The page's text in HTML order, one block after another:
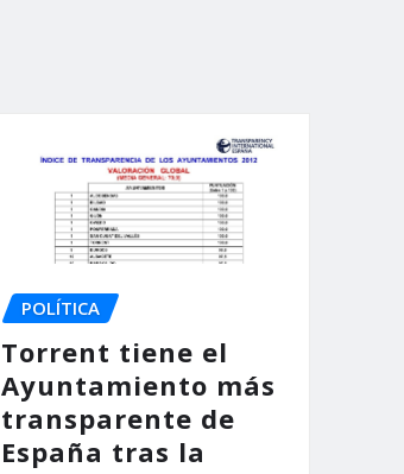
POLÍTICA
Torrent tiene el
Ayuntamiento más
transparente de
España tras la